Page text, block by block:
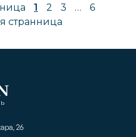
1 2 3 …
6
странница
26